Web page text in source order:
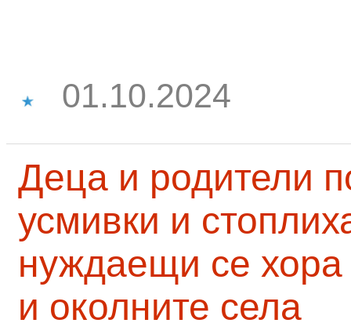
01.10.2024
Деца и родители
усмивки и
нуждаещи се
и околните села